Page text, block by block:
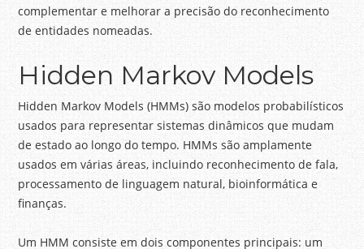
complementar e melhorar a precisão do reconhecimento
de entidades nomeadas.
Hidden Markov Models
Hidden Markov Models (HMMs) são modelos probabilísticos
usados para representar sistemas dinâmicos que mudam
de estado ao longo do tempo. HMMs são amplamente
usados em várias áreas, incluindo reconhecimento de fala,
processamento de linguagem natural, bioinformática e
finanças.
Um HMM consiste em dois componentes principais: um